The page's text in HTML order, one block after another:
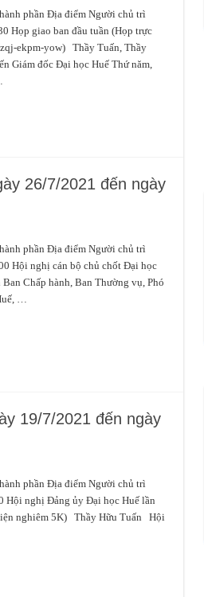
Địa điểm Người chủ trì
Họp giao ban đầu tuần (Họp trực
ekpm-yow) Thầy Tuấn, Thầy
Giám đốc Đại học Huế Thứ năm,
26/7/2021 đến ngày
Địa điểm Người chủ trì
Hội nghị cán bộ chủ chốt Đại học
Chấp hành, Ban Thường vụ, Phó
…
19/7/2021 đến ngày
Địa điểm Người chủ trì
Hội nghị Đảng ủy Đại học Huế lần
nghiêm 5K) Thầy Hữu Tuấn Hội